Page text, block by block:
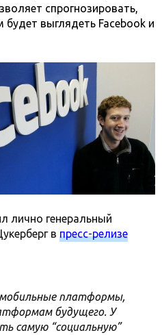
спрогнозировать,
выглядеть Facebook и
лично генеральный
в пресс-релизе
платформы,
будущего. У
самую “социальную”